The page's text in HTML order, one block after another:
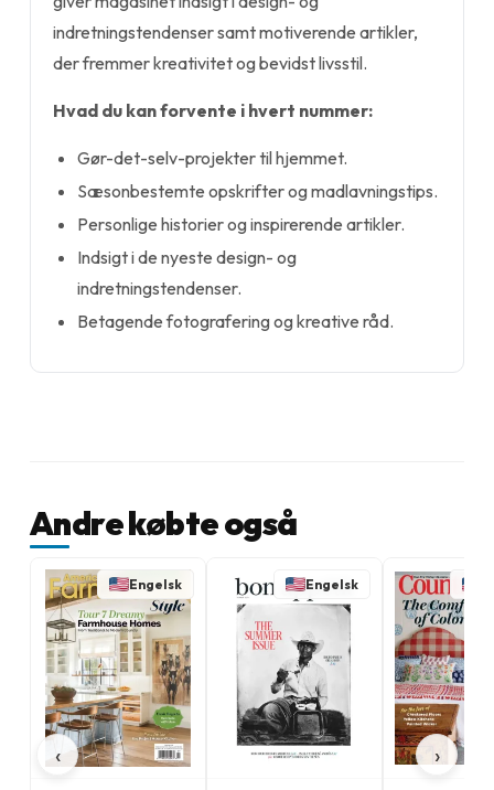
indretningstendenser samt motiverende artikler,
der fremmer kreativitet og bevidst livsstil.
Hvad du kan forvente i hvert nummer:
Gør-det-selv-projekter til hjemmet.
Sæsonbestemte opskrifter og madlavningstips.
Personlige historier og inspirerende artikler.
Indsigt i de nyeste design- og
indretningstendenser.
Betagende fotografering og kreative råd.
Andre købte også
‹
Engelsk Engelsk
›